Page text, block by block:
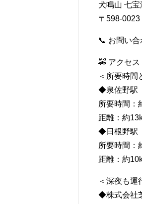
犬鳴山 七宝
〒598-
📞 お問い
🚕 アクセ
＜所要時間
◆泉佐野駅
所要時間：
距離：約
◆日根野駅
所要時間：
距離：約
＜深夜も運
◆株式会社